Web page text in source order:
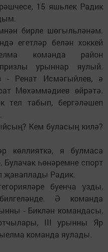
15 яшьлек Радик
бирле шөгыльләнәм.
егетләр белән хоккей
команда район
урыннар яулый.
- Ренат Исмәгыйлев, ә
Мөхәммәдиев өйрәтә.
тел табып, бергәләшеп
Кем буласың килә?
көллияткә, я булмаса
Булачак һөнәремне спорт
җаваплады Радик.
буенча узды,
Ә команда
- Биклән командасы,
III урынны Яр
команда яулады.